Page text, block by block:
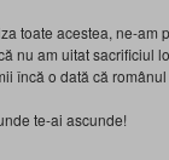
toate acestea, ne-
nu am uitat sacrificiul
încă o dată că
te-ai ascunde!